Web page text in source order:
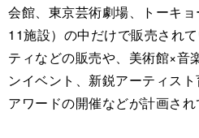
会館、東京芸術劇場、トーキ
11施設）の中だけで販売され
ティなどの販売や、美術館×音
ンイベント、新鋭アーティス
アワードの開催などが計画され